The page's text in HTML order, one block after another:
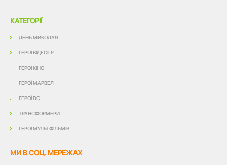
КАТЕГОРІЇ
ДЕНЬ МИКОЛАЯ
ГЕРОЇ ВІДЕОІГР
ГЕРОЇ КІНО
ГЕРОЇ МАРВЕЛ
ГЕРОЇ DC
ТРАНСФОРМЕРИ
ГЕРОЇ МУЛЬТФІЛЬМІВ
МИ В СОЦ. МЕРЕЖАХ